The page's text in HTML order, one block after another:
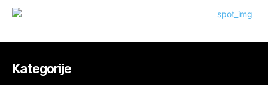
Kategorije